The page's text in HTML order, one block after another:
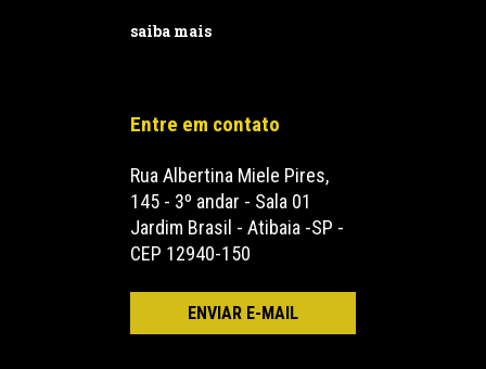
saiba mais
Entre em contato
Rua Albertina Miele Pires,
145 - 3º andar - Sala 01
Jardim Brasil - Atibaia -SP -
CEP 12940-150